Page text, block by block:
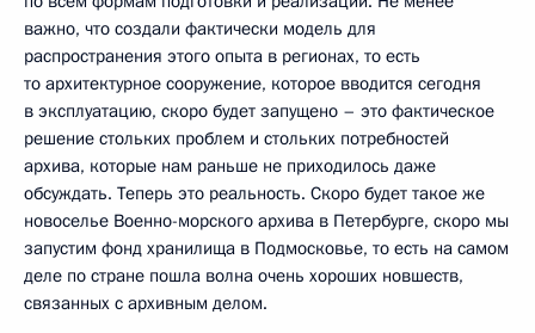
важно, что создали фактически модель для
распространения этого опыта в регионах, то есть
то архитектурное сооружение, которое вводится сегодня
в эксплуатацию, скоро будет запущено – это фактическое
решение стольких проблем и стольких потребностей
архива, которые нам раньше не приходилось даже
обсуждать. Теперь это реальность. Скоро будет такое же
новоселье Военно-морского архива в Петербурге, скоро мы
запустим фонд хранилища в Подмосковье, то есть на самом
деле по стране пошла волна очень хороших новшеств,
связанных с архивным делом.